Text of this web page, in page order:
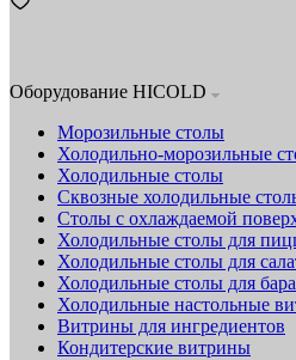
Оборудование HICOLD
Морозильные столы
Холодильно-морозильные
Холодильные столы
Сквозные холодильные
Столы с охлаждаемой
Холодильные столы для
Холодильные столы для
Холодильные столы для бара
Холодильные настольные
Витрины для ингредиентов
Кондитерские витрины